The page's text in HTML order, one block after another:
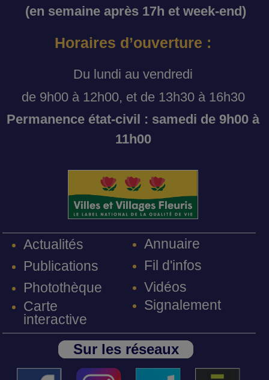
(en semaine après 17h et week-end)
Horaires d’ouverture :
Du lundi au vendredi
de 9h00 à 12h00, et de 13h30 à 16h30
Permanence état-civil : samedi de 9h00 à
11h00
Actualités
Publications
Photothèque
Carte
interactive
Annuaire
Fil d'infos
Vidéos
Signalement
Sur les réseaux